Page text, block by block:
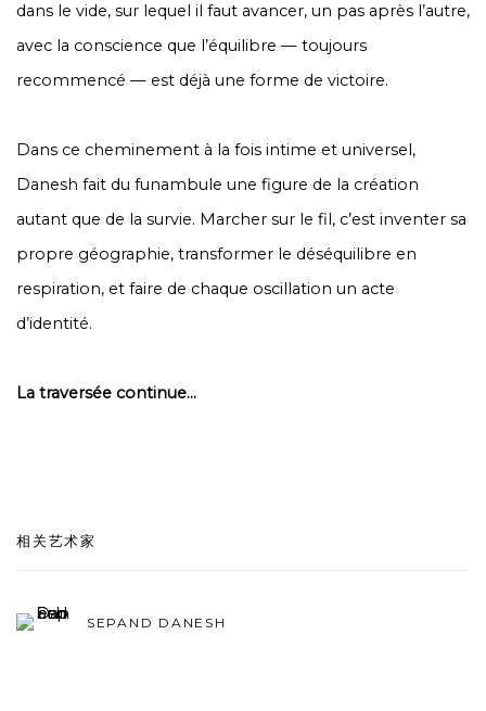
dans le vide, sur lequel il faut avancer, un pas après l’autre,
avec la conscience que l’équilibre — toujours
recommencé — est déjà une forme de victoire.
Dans ce cheminement à la fois intime et universel,
Danesh fait du funambule une figure de la création
autant que de la survie. Marcher sur le fil, c’est inventer sa
propre géographie, transformer le déséquilibre en
respiration, et faire de chaque oscillation un acte
d’identité.
La traversée continue...
相关艺术家
SEPAND DANESH